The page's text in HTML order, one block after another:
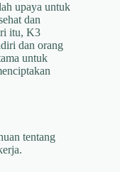
upaya untuk
dan
itu, K3
dan orang
untuk
tentang